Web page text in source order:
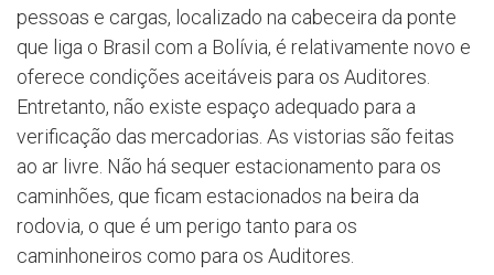
pessoas e cargas, localizado na cabeceira da ponte
que liga o Brasil com a Bolívia, é relativamente novo e
oferece condições aceitáveis para os Auditores.
Entretanto, não existe espaço adequado para a
verificação das mercadorias. As vistorias são feitas
ao ar livre. Não há sequer estacionamento para os
caminhões, que ficam estacionados na beira da
rodovia, o que é um perigo tanto para os
caminhoneiros como para os Auditores.